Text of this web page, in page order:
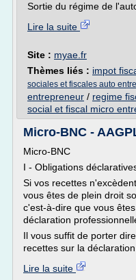
Sortie du régime de
Lire la suite
Site : myae.fr
Thèmes liés : impot
sociales et fiscales auto
entrepreneur / regime
social et fiscal micro
Micro-BNC -
Micro-BNC
I - Obligations
Si vos recettes
vous êtes de plein droit
c'est-à-dire que vous
déclaration
Il vous suffit de porter
recettes sur la
Lire la suite